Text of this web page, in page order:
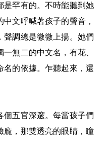
是罕有的。不時能聽到她
文呼喊著孩子的聲音，
聲調總是微微上揚。她們
無二的中文名，有花、
名的依據。乍聽起來，還
個五官深邃。每當孩子們
龐，那雙透亮的眼睛，瞳